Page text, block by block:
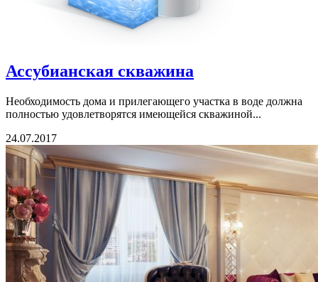
Ассубианская скважина
Необходимость дома и прилегающего участка в воде должна
полностью удовлетворятся имеющейся скважиной...
24.07.2017